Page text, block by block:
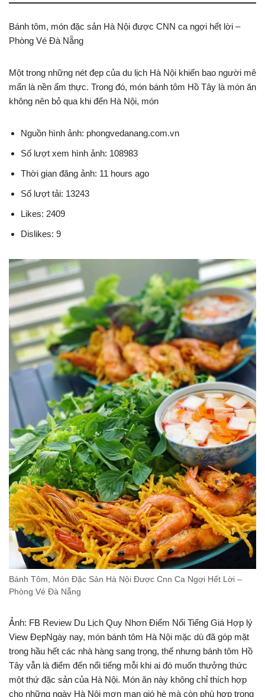
Bánh tôm, món đặc sản Hà Nội được CNN ca ngợi hết lời –
Phòng Vé Đà Nẵng
Một trong những nét đẹp của du lịch Hà Nội khiến bao người mê
mẩn là nền ẩm thực. Trong đó, món bánh tôm Hồ Tây là món ăn
không nên bỏ qua khi đến Hà Nội, món
Nguồn hình ảnh: phongvedanang.com.vn
Số lượt xem hình ảnh: 108983
Thời gian đăng ảnh: 11 hours ago
Số lượt tải: 13243
Likes: 2409
Dislikes: 9
Bánh Tôm, Món Đặc Sản Hà Nội Được Cnn Ca Ngợi Hết Lời –
Phòng Vé Đà Nẵng
Ảnh: FB Review Du Lịch Quy Nhơn Điểm Nổi Tiếng Giá Hợp lý
View ĐẹpNgày nay, món bánh tôm Hà Nội mặc dù đã góp mặt
trong hầu hết các nhà hàng sang trọng, thế nhưng bánh tôm Hồ
Tây vẫn là điểm đến nổi tiếng mỗi khi ai đó muốn thưởng thức
một thứ đặc sản của Hà Nội. Món ăn này không chỉ thích hợp
cho những ngày Hà Nội mơn man gió hè mà còn phù hợp trong